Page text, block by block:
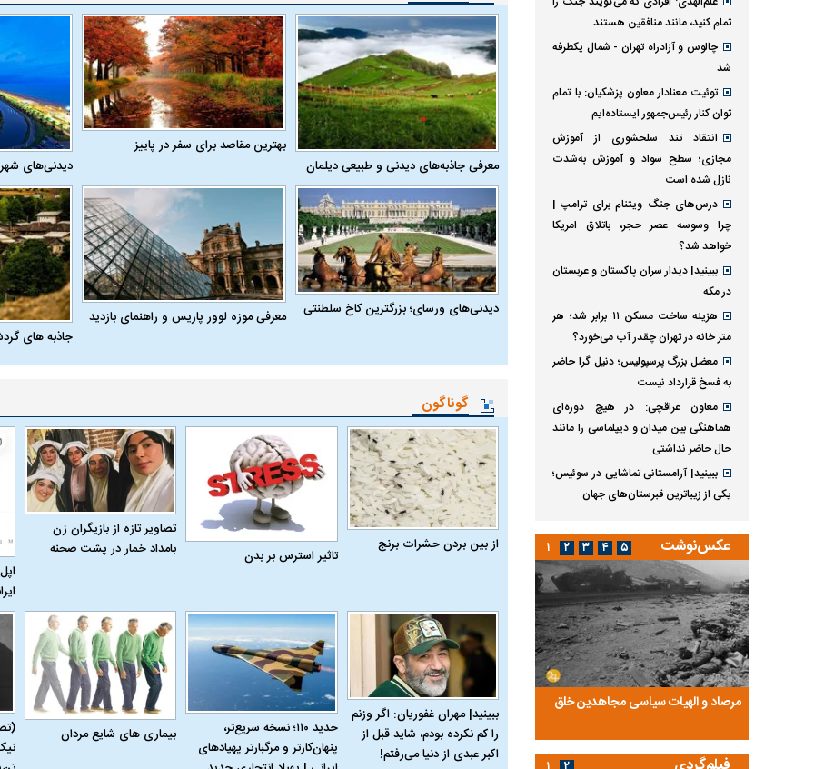
معرفی جاذبه‌های دیدنی و طبیعی دیلمان
بهترین مقاصد برای سفر در پاییز
دیدنی‌های
دیدنی‌های ورسای؛ بزرگترین کاخ سلطنتی
معرفی موزه لوور پاریس و راهنمای بازدید
جاذبه های
گوناگون
از بین بردن حشرات برنج
تاثیر استرس بر بدن
تصاویر تازه از بازیگران زن
بامداد خمار در پشت صحنه
ببینید| مهران غفوریان: اگر وزنم
را کم نکرده بودم، شاید قبل از
اکبر عبدی از دنیا می‌رفتم!
حدید ۱۱۰؛ نسخه سریع‌تر،
پنهان‌کارتر و مرگبارتر پهپادهای
بیماری‌ های شایع مردان
تمام کنید، مانند منافقین هستند
چالوس و آزادراه تهران - شمال یکطرفه
شد
توئیت معنادار معاون پزشکیان: با تمام
توان کنار رئیس‌جمهور ایستاده‌ایم
انتقاد تند سلحشوری از آموزش
مجازی؛ سطح سواد و آموزش به‌شدت
نازل شده است
درس‌های جنگ ویتنام برای ترامپ |
چرا وسوسه عصر حجر، باتلاق امریکا
خواهد شد؟
ببینید| دیدار سران پاکستان و عربستان
در مکه
هزینه ساخت مسکن ۱۱ برابر شد؛ هر
متر خانه در تهران چقدر آب می‌خورد؟
معضل بزرگ پرسپولیس؛ دنیل گرا حاضر
به فسخ قرارداد نیست
معاون عراقچی: در هیچ دوره‌ای
هماهنگی بین میدان و دیپلماسی را مانند
حال حاضر نداشتی
ببینید| آرامستانی تماشایی در سوئیس؛
یکی از زیباترین قبرستان‌های جهان
عکس‌نوشت
مرصاد و الهیات سیاسی مجاهدین خلق
آخرین پرده از حیات سیاسی یک سلسله |
روایتی از آخرین مصاحبه‌ی شاه در ایران
ریشه‌های عزاداری ماه محرم در فرهنگ
و تاریخ ایران
عزاداری ماه
انجام می‌شد؟
۱ ۲ ۳ ۴ ۵